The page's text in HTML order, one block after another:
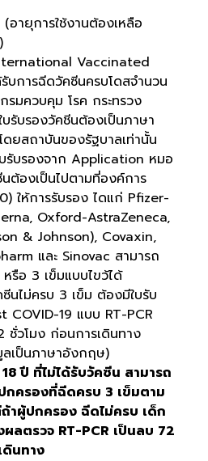
ายุการใช้งานต้องเหลือ
Vaccinated
การฉีดวัคซีนครบโดสจำนวน
มควบคุม โรค กระทรวง
รับรองวัคชีนต้องเป็นภาษา
ยสถาบันของรัฐบาลเท่านั้น
บรับรองจาก Application หมอ
ต้องเป็นไปตามที่องค์การ
ให้การรับรอง ไดแก่ Pfizer-
Oxford-AstraZeneca,
& Johnson), Covaxin,
และ Sinovac สามารถ
รือ 3 เข็มแบบไขว้ได้
นไม่ครบ 3 เข็ม ต้องมีใบรับ
COVID-19 แบบ RT-PCR
ชั่วโมง ก่อนการเดินทาง
ลเป็นภาษาอังกฤษ)
ปี ที่ไม่ได้รับวัคซีน สามารถ
กครองที่ฉีดครบ 3 เข็มตาม
าผู้ปกครอง ฉีดไม่ครบ เด็ก
ลตรวจ RT-PCR เป็นลบ 72
นทาง